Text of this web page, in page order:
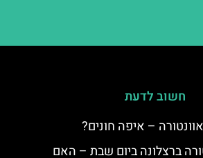
חשוב לדעת
– איפה חונים?
ברצלונה ביום שבת – האם